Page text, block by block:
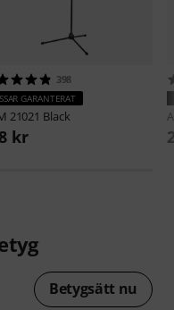
398
GARANTERAT
21021 Black
kr
Betygsätt nu